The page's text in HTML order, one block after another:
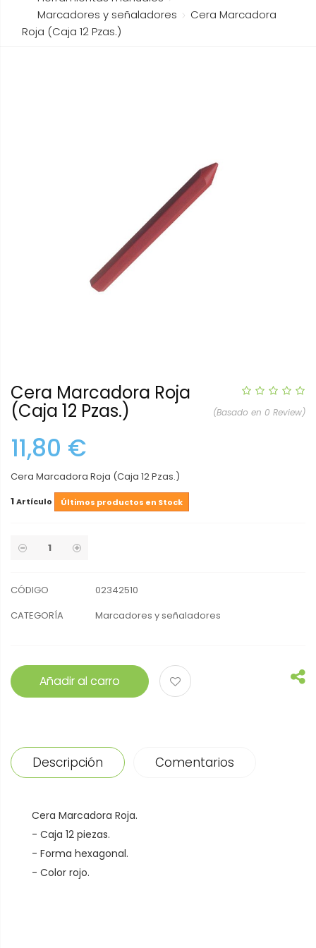
Marcadores y señaladores
Cera Marcadora
Roja (Caja 12 Pzas.)
(Basado en 0 Review)
Cera Marcadora Roja
(Caja 12 Pzas.)
11,80 €
Cera Marcadora Roja (Caja 12 Pzas.)
1Artículo Últimos productos en Stock
CÓDIGO
02342510
CATEGORÍA
Marcadores y señaladores
Añadir al carro
Descripción Comentarios
Cera Marcadora Roja.
- Caja 12 piezas.
- Forma hexagonal.
- Color rojo.